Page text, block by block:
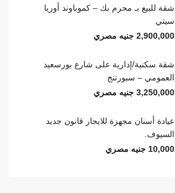
شقة للبيع بـ محرم بك – كموباوند أوريا
سيتي
2,900,000 جنيه مصري
شقة سكنية/إدارية على شارع بورسعيد
العمومي – سبورتنج
3,250,000 جنيه مصري
عيادة أسنان مجهزة للايجار قانون جديد
السيوف.
10,000 جنيه مصري